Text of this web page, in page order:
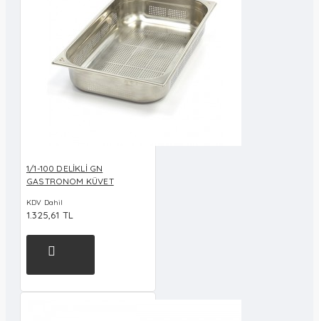
1/1-100 DELİKLİ GN
GASTRONOM KÜVET
KDV Dahil
1.325,61 TL